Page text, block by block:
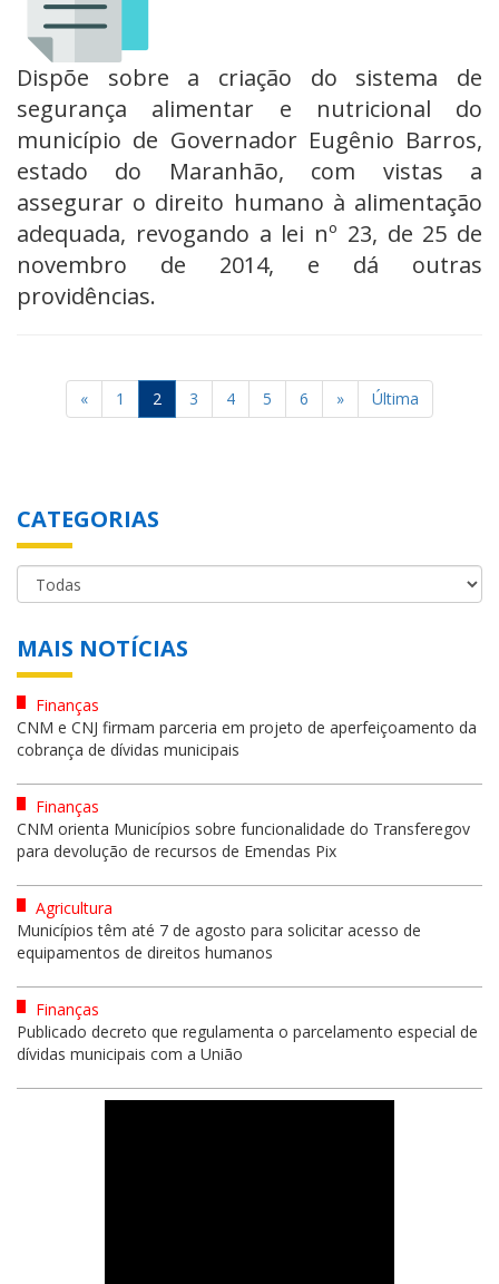
Dispõe sobre a criação do sistema de
segurança alimentar e nutricional do
município de Governador Eugênio Barros,
estado do Maranhão, com vistas a
assegurar o direito humano à alimentação
adequada, revogando a lei nº 23, de 25 de
novembro de 2014, e dá outras
providências.
« 1 2 3 4 5 6 » Última
CATEGORIAS
MAIS NOTÍCIAS
Finanças
CNM e CNJ firmam parceria em projeto de aperfeiçoamento da
cobrança de dívidas municipais
Finanças
CNM orienta Municípios sobre funcionalidade do Transferegov
para devolução de recursos de Emendas Pix
Agricultura
Municípios têm até 7 de agosto para solicitar acesso de
equipamentos de direitos humanos
Finanças
Publicado decreto que regulamenta o parcelamento especial de
dívidas municipais com a União